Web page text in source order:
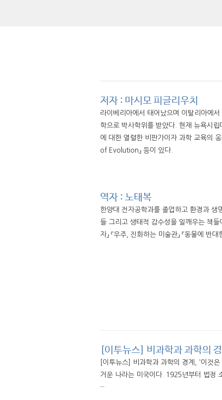
저자 : 마시모 피글리우치
라이베리아에서 태어났으며 이탈리아에
학으로 박사학위를 받았다. 현재 뉴욕시
에 대한 열렬한 비판가이자 과학 교육의
of Evolution』 등이 있다.
역자 : 노태복
한양대 전자공학과를 졸업하고 환경과
들 그리고 생태적 감수성을 일깨우는 책들
자』 『우주, 진화하는 미술관』 『동물에 반대
[이투뉴스] 비과학과 과학의
[이투뉴스] 비과학과 과학의 경계, '이것
거운 나라는 미국이다. 1925년부터 법정
···